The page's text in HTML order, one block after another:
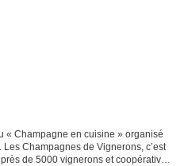
« Champagne en cuisine » organisé
Champagnes de Vignerons, c’est
de 5000 vignerons et coopératives.